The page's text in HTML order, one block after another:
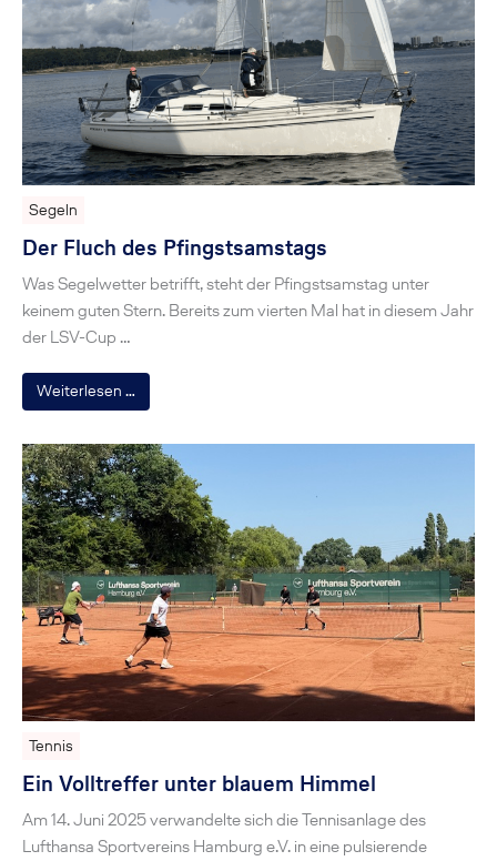
Segeln
Der Fluch des Pfingstsamstags
Was Segelwetter betrifft, steht der Pfingstsamstag unter
keinem guten Stern. Bereits zum vierten Mal hat in diesem Jahr
der LSV-Cup …
Weiterlesen …
Tennis
Ein Volltreffer unter blauem Himmel
Am 14. Juni 2025 verwandelte sich die Tennisanlage des
Lufthansa Sportvereins Hamburg e.V. in eine pulsierende